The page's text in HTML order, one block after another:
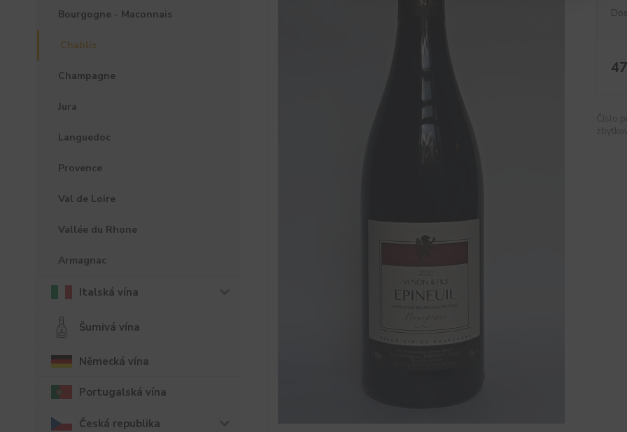
Bourgogne - Maconnais
Chablis
Champagne
Jura
Languedoc
Provence
Val de Loire
Vallée du Rhone
Armagnac
Italská vína
Šumivá vína
Německá vína
Portugalská vína
Česká republika